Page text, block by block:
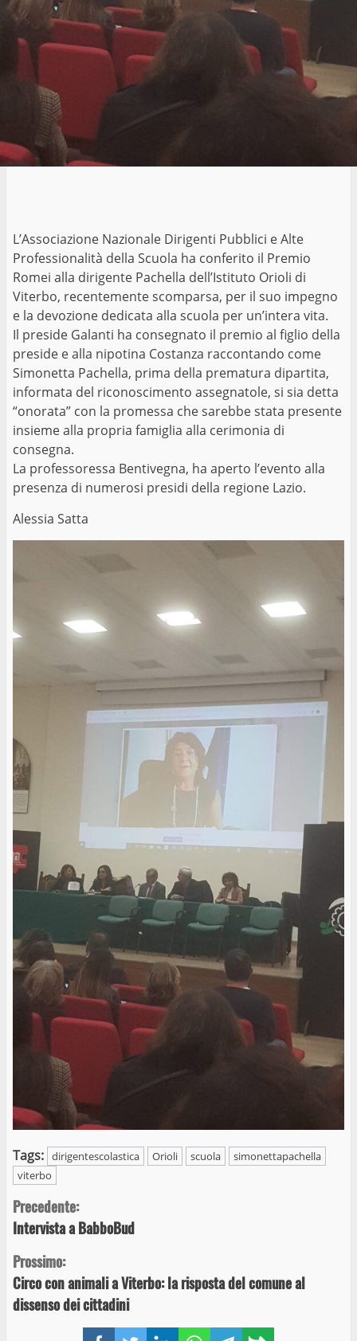
FacebookTwitterLinkedInWhatsAppTelegram
L’Associazione Nazionale Dirigenti Pubblici e Alte
Professionalità della Scuola ha conferito il Premio
Romei alla dirigente Pachella dell’Istituto Orioli di
Viterbo, recentemente scomparsa, per il suo impegno
e la devozione dedicata alla scuola per un’intera vita.
Il preside Galanti ha consegnato il premio al figlio della
preside e alla nipotina Costanza raccontando come
Simonetta Pachella, prima della prematura dipartita,
informata del riconoscimento assegnatole, si sia detta
“onorata” con la promessa che sarebbe stata presente
insieme alla propria famiglia alla cerimonia di
consegna.
La professoressa Bentivegna, ha aperto l’evento alla
presenza di numerosi presidi della regione Lazio.
Alessia Satta
Tags: dirigentescolastica Orioli scuola
simonettapachella
viterbo
Continue
Reading
Precedente:
Intervista a BabboBud
Prossimo:
Circo con animali a Viterbo: la risposta del comune al
dissenso dei cittadini